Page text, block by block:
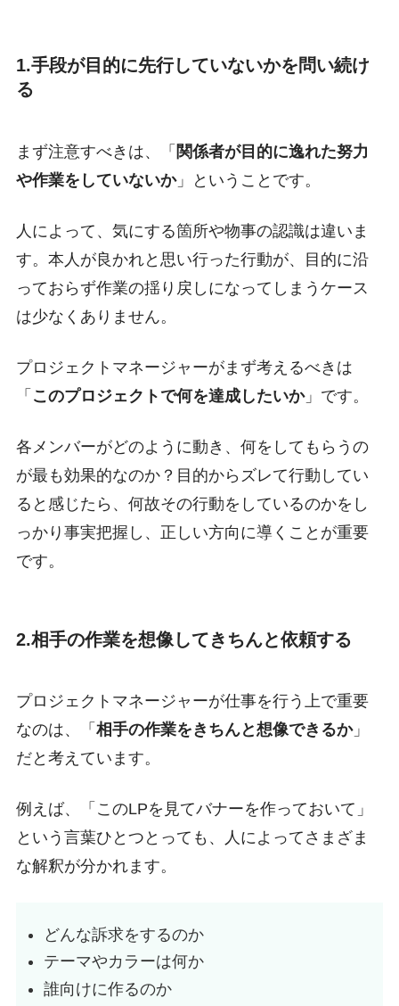
1.手段が目的に先行していないかを問い続け
る
まず注意すべきは、「 関係者が目的に逸れた努力
や作業をしていないか」ということです。
人によって、気にする箇所や物事の認識は違いま
す。本人が良かれと思い行った行動が、目的に沿
っておらず作業の揺り戻しになってしまうケース
は少なくありません。
プロジェクトマネージャーがまず考えるべきは
「 このプロジェクトで何を達成したいか」です。
各メンバーがどのように動き、何をしてもらうの
が最も効果的なのか？目的からズレて行動してい
ると感じたら、何故その行動をしているのかをし
っかり事実把握し、正しい方向に導くことが重要
です。
2.相手の作業を想像してきちんと依頼する
プロジェクトマネージャーが仕事を行う上で重要
なのは、「 相手の作業をきちんと想像できるか」
だと考えています。
例えば、「このLPを見てバナーを作っておいて」
という言葉ひとつとっても、人によってさまざま
な解釈が分かれます。
どんな訴求をするのか
テーマやカラーは何か
誰向けに作るのか